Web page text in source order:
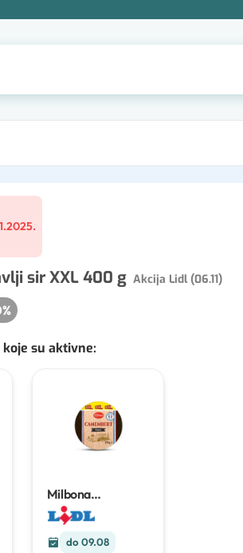
sir XXL 400 g Akcija Lidl (06.11)
%
su aktivne:
Milbona
Camembert XXL
275 g
do 09.08